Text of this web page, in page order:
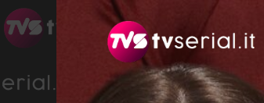
navigazione
contenuto
primaria